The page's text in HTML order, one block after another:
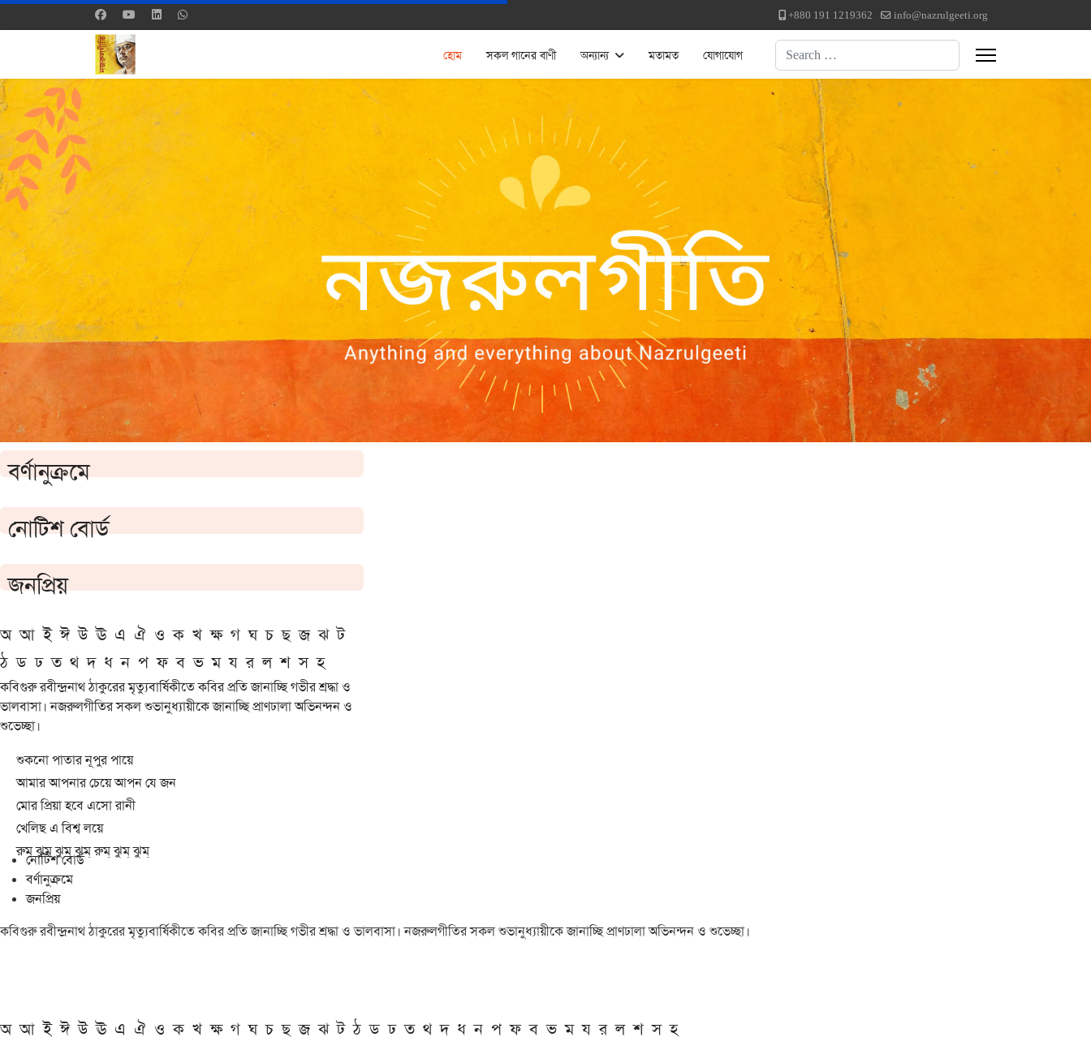
+880 191 1219362 info@nazrulgeeti.org
হোম সকল গানের বাণী অন্যান্য মতামত যোগাযোগ Search
বর্ণানুক্রমে
নোটিশ বোর্ড
জনপ্রিয়
অ আ ই ঈ উ ঊ এ ঐ ও ক খ ক্ষ গ ঘ চ ছ জ ঝ ট
ঠ ড ঢ ত থ দ ধ ন প ফ ব ভ ম য র ল শ স হ
কবিগুরু রবীন্দ্রনাথ ঠাকুরের মৃত্যুবার্ষিকীতে কবির প্রতি জানাচ্ছি গভীর শ্রদ্ধা ও
ভালবাসা। নজরুলগীতির সকল শুভানুধ্যায়ীকে জানাচ্ছি প্রাণঢালা অভিনন্দন ও
শুভেচ্ছা।
শুকনো পাতার নূপুর পায়ে
আমার আপনার চেয়ে আপন যে জন
মোর প্রিয়া হবে এসো রানী
খেলিছ এ বিশ্ব লয়ে
রুম্ ঝুম্ ঝুম্ ঝুম্ রুম্ ঝুম্ ঝুম্
নোটিশ বোর্ড
বর্ণানুক্রমে
জনপ্রিয়
কবিগুরু রবীন্দ্রনাথ ঠাকুরের মৃত্যুবার্ষিকীতে কবির প্রতি জানাচ্ছি গভীর শ্রদ্ধা ও ভালবাসা। নজরুলগীতির সকল শুভানুধ্যায়ীকে জানাচ্ছি প্রাণঢালা অভিনন্দন ও শুভেচ্ছা।
অ আ ই ঈ উ ঊ এ ঐ ও ক খ ক্ষ গ ঘ চ ছ জ ঝ ট ঠ ড ঢ ত থ দ ধ ন প ফ ব ভ ম য র ল শ স হ